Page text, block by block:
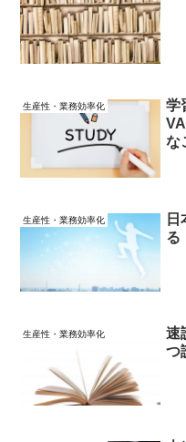
生産性・業務効率化
学
な
生産性・業務効率化
る
生産性・業務効率化
速
つ